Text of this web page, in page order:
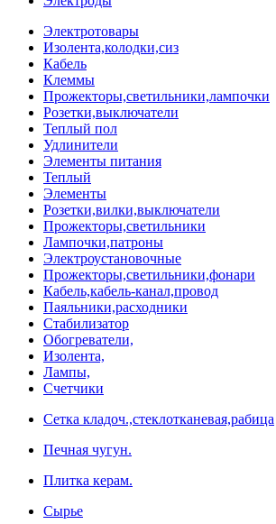
Электротовары
Изолента,колодки,сиз
Кабель
Клеммы
Прожекторы,светильники,лампочки
Розетки,выключатели
Теплый пол
Удлинители
Элементы питания
Теплый
Элементы
Розетки,вилки,выключатели
Прожекторы,светильники
Лампочки,патроны
Электроустановочные
Прожекторы,светильники,фонари
Кабель,кабель-канал,провод
Паяльники,расходники
Стабилизатор
Обогреватели,
Изолента,
Лампы,
Счетчики
Сетка кладоч.,стеклотканевая,рабица
Печная чугун.
Плитка керам.
Сырье